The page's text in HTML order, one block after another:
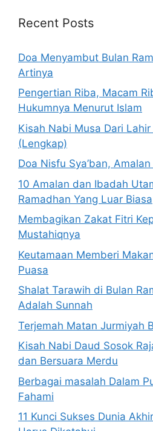
Recent Posts
Doa Menyambut Bulan
Artinya
Pengertian Riba, Macam
Hukumnya Menurut Islam
Kisah Nabi Musa Dari
(Lengkap)
Doa Nisfu Sya’ban,
10 Amalan dan Ibadah
Ramadhan Yang Luar Biasa
Membagikan Zakat Fitri
Mustahiqnya
Keutamaan Memberi
Puasa
Shalat Tarawih di Bulan
Adalah Sunnah
Terjemah Matan Jurmiyah
Kisah Nabi Daud Sosok
dan Bersuara Merdu
Berbagai masalah Dalam
Fahami
11 Kunci Sukses Dunia